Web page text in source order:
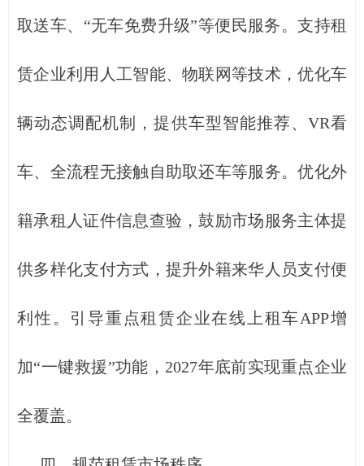
取送车、“无车免费升级”等便民服务。支持租
赁企业利用人工智能、物联网等技术，优化车
辆动态调配机制，提供车型智能推荐、VR看
车、全流程无接触自助取还车等服务。优化外
籍承租人证件信息查验，鼓励市场服务主体提
供多样化支付方式，提升外籍来华人员支付便
利性。引导重点租赁企业在线上租车APP增
加“一键救援”功能，2027年底前实现重点企业
全覆盖。